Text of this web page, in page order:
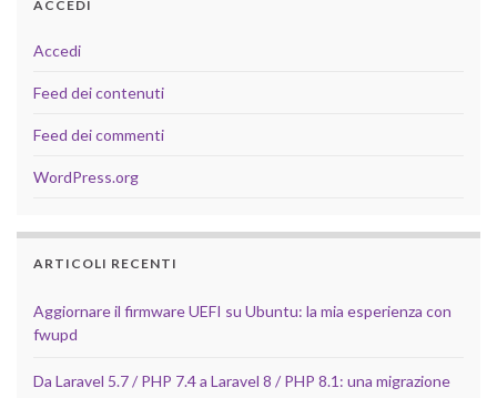
ACCEDI
Accedi
Feed dei contenuti
Feed dei commenti
WordPress.org
ARTICOLI RECENTI
Aggiornare il firmware UEFI su Ubuntu: la mia esperienza con
fwupd
Da Laravel 5.7 / PHP 7.4 a Laravel 8 / PHP 8.1: una migrazione